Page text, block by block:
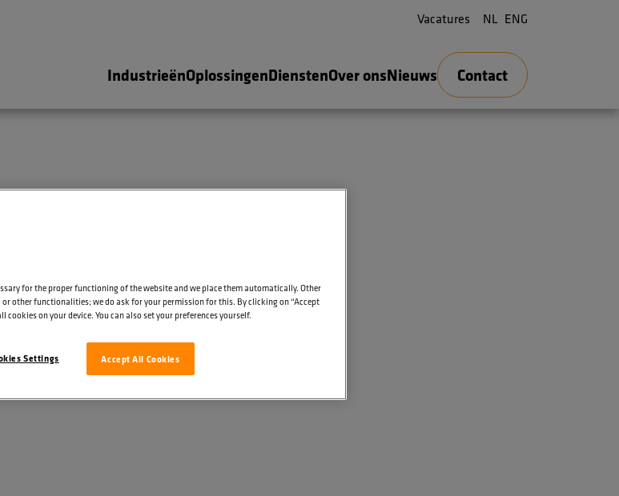
IndustrieënOplossingenDienstenOver onsNieuws Contact
Vacatures NL ENG
voor uw
for the proper functioning of the website and we place them automatically. Other
other functionalities; we do ask for your permission for this. By clicking on “Accept
cookies on your device. You can also set your preferences yourself.
Accept All Cookies
Settings